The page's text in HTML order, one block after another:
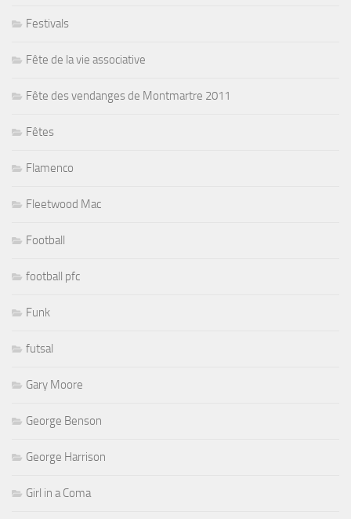
Festivals
Fête de la vie associative
Fête des vendanges de Montmartre 2011
Fêtes
Flamenco
Fleetwood Mac
Football
football pfc
Funk
futsal
Gary Moore
George Benson
George Harrison
Girl in a Coma